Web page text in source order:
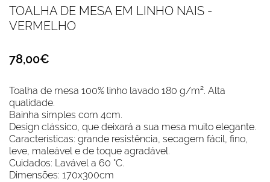
TOALHA DE MESA EM LINHO NAIS -
VERMELHO
78,00€
Toalha de mesa 100% linho lavado 180 g/m². Alta
qualidade.
Bainha simples com 4cm.
Design clássico, que deixará a sua mesa muito elegante.
Características: grande resistência, secagem fácil, fino,
leve, maleável e de toque agradável.
Cuidados: Lavável a 60 °C.
Dimensões: 170x300cm